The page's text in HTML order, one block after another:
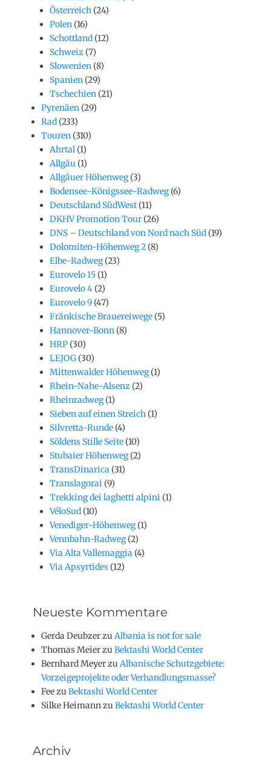
Österreich (24)
Polen (16)
Schottland (12)
Schweiz (7)
Slowenien (8)
Spanien (29)
Tschechien (21)
Pyrenäen (29)
Rad (233)
Touren (310)
Ahrtal (1)
Allgäu (1)
Allgäuer Höhenweg(3)
Bodensee-Königssee-Radweg(6)
Deutschland SüdWest(11)
DKHV Promotion Tour (26)
DNS – Deutschland von Nord nach Süd (19)
Dolomiten-Höhenweg 2 (8)
Elbe-Radweg(23)
Eurovelo 15 (1)
Eurovelo 4 (2)
Eurovelo 9 (47)
Fränkische Brauereiwege (5)
Hannover-Bonn (8)
HRP (30)
LEJOG (30)
Mittenwalder Höhenweg(1)
Rhein-Nahe-Alsenz (2)
Rheinradweg(1)
Sieben auf einen Streich (1)
Silvretta-Runde (4)
Söldens Stille Seite (10)
Stubaier Höhenweg(2)
TransDinarica (31)
Translagorai (9)
Trekking dei laghetti alpini (1)
VéloSud (10)
Venediger-Höhenweg(1)
Vennbahn-Radweg(2)
Via Alta Vallemaggia (4)
Via Apsyrtides (12)
Neueste Kommentare
Gerda DeubzerzuAlbania is not for sale
Thomas MeierzuBektashi World Center
Bernhard MeyerzuAlbanische Schutzgebiete:
Vorzeigeprojekte oder Verhandlungsmasse?
FeezuBektashi World Center
Silke HeimannzuBektashi World Center
Archiv